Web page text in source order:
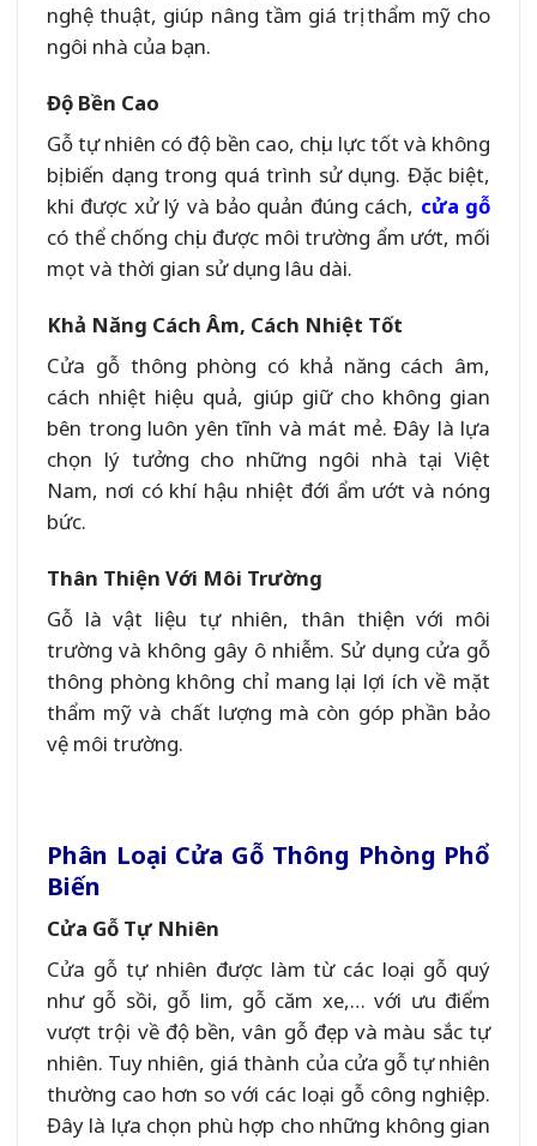
nghệ thuật, giúp nâng tầm giá trị thẩm mỹ cho
ngôi nhà của bạn.
Độ Bền Cao
Gỗ tự nhiên có độ bền cao, chịu lực tốt và không
bị biến dạng trong quá trình sử dụng. Đặc biệt,
khi được xử lý và bảo quản đúng cách, cửa gỗ
có thể chống chịu được môi trường ẩm ướt, mối
mọt và thời gian sử dụng lâu dài.
Khả Năng Cách Âm, Cách Nhiệt Tốt
Cửa gỗ thông phòng có khả năng cách âm,
cách nhiệt hiệu quả, giúp giữ cho không gian
bên trong luôn yên tĩnh và mát mẻ. Đây là lựa
chọn lý tưởng cho những ngôi nhà tại Việt
Nam, nơi có khí hậu nhiệt đới ẩm ướt và nóng
bức.
Thân Thiện Với Môi Trường
Gỗ là vật liệu tự nhiên, thân thiện với môi
trường và không gây ô nhiễm. Sử dụng cửa gỗ
thông phòng không chỉ mang lại lợi ích về mặt
thẩm mỹ và chất lượng mà còn góp phần bảo
vệ môi trường.
Phân Loại Cửa Gỗ Thông Phòng Phổ
Biến
Cửa Gỗ Tự Nhiên
Cửa gỗ tự nhiên được làm từ các loại gỗ quý
như gỗ sồi, gỗ lim, gỗ căm xe,… với ưu điểm
vượt trội về độ bền, vân gỗ đẹp và màu sắc tự
nhiên. Tuy nhiên, giá thành của cửa gỗ tự nhiên
thường cao hơn so với các loại gỗ công nghiệp.
Đây là lựa chọn phù hợp cho những không gian